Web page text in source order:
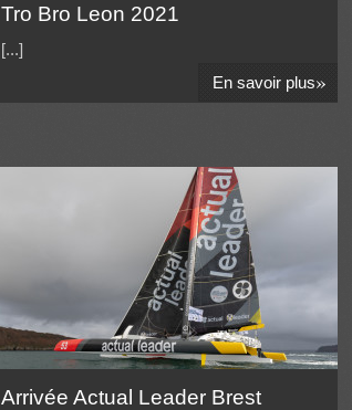
Tro Bro Leon 2021
[...]
En savoir plus»
Arrivée Actual Leader Brest